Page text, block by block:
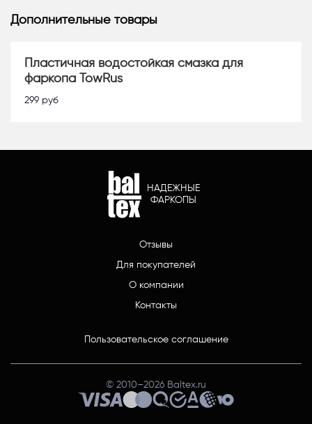
Дополнительные товары
Пластичная водостойкая смазка для
фаркопа TowRus
299 руб
НАДЕЖНЫЕ
ФАРКОПЫ
Отзывы
Для покупателей
О компании
Контакты
Пользовательское соглашение
© 2010–2026 Baltex.ru